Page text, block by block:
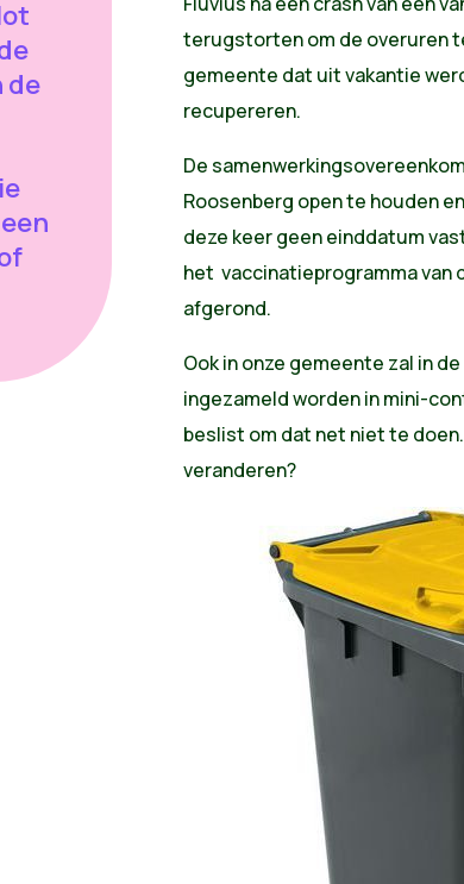
de
terugstorten om de overuren
gemeente dat uit vakantie
recupereren.
De
Roosenberg open te houden
deze keer geen einddatum
het vaccinatieprogramma van
afgerond.
Ook in onze gemeente zal in
ingezameld worden in mini-
beslist om dat net niet te
veranderen?